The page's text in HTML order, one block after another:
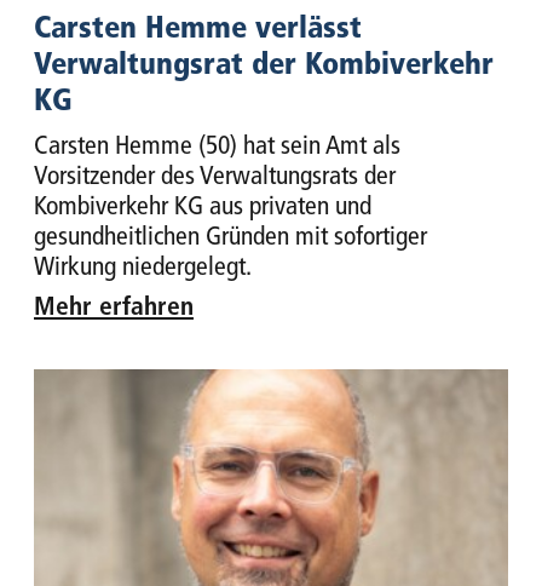
Carsten Hemme verlässt
Verwaltungsrat der Kombiverkehr
KG
Carsten Hemme (50) hat sein Amt als
Vorsitzender des Verwaltungsrats der
Kombiverkehr KG aus privaten und
gesundheitlichen Gründen mit sofortiger
Wirkung niedergelegt.
Mehr erfahren